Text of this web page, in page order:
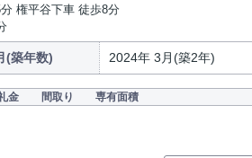
権平谷下車 徒歩8分
(築年数) 2024年 3月(築2年)
金 間取り 専有面積